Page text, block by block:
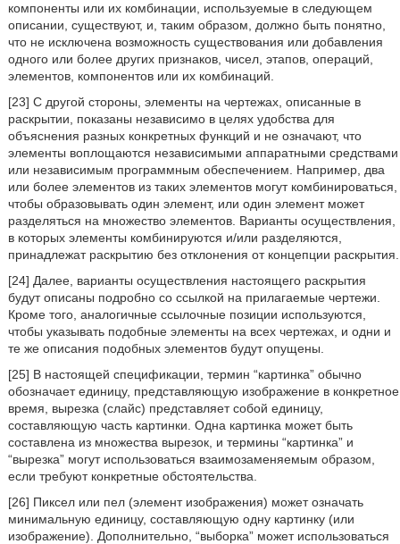
компоненты или их комбинации, используемые в следующем
описании, существуют, и, таким образом, должно быть понятно,
что не исключена возможность существования или добавления
одного или более других признаков, чисел, этапов, операций,
элементов, компонентов или их комбинаций.
[23] С другой стороны, элементы на чертежах, описанные в
раскрытии, показаны независимо в целях удобства для
объяснения разных конкретных функций и не означают, что
элементы воплощаются независимыми аппаратными средствами
или независимым программным обеспечением. Например, два
или более элементов из таких элементов могут комбинироваться,
чтобы образовывать один элемент, или один элемент может
разделяться на множество элементов. Варианты осуществления,
в которых элементы комбинируются и/или разделяются,
принадлежат раскрытию без отклонения от концепции раскрытия.
[24] Далее, варианты осуществления настоящего раскрытия
будут описаны подробно со ссылкой на прилагаемые чертежи.
Кроме того, аналогичные ссылочные позиции используются,
чтобы указывать подобные элементы на всех чертежах, и одни и
те же описания подобных элементов будут опущены.
[25] В настоящей спецификации, термин “картинка” обычно
обозначает единицу, представляющую изображение в конкретное
время, вырезка (слайс) представляет собой единицу,
составляющую часть картинки. Одна картинка может быть
составлена из множества вырезок, и термины “картинка” и
“вырезка” могут использоваться взаимозаменяемым образом,
если требуют конкретные обстоятельства.
[26] Пиксел или пел (элемент изображения) может означать
минимальную единицу, составляющую одну картинку (или
изображение). Дополнительно, “выборка” может использоваться